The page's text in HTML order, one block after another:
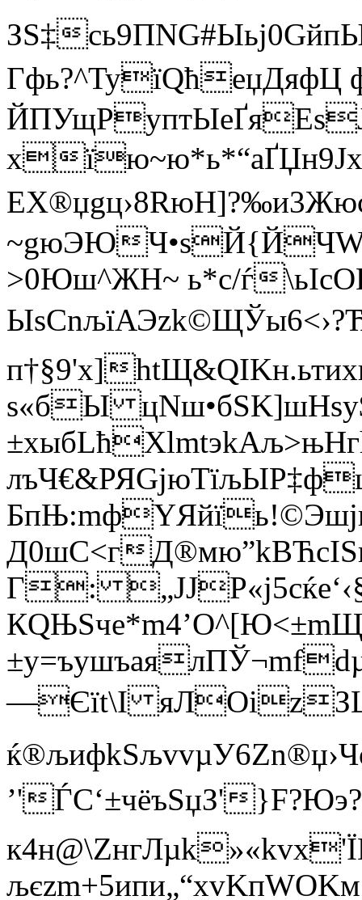
ЗS‡
Гфь?^TyїQћеџДяфЦ
х
ЕХ®џgц›8RюH]?‰и3Ж
~gюЭЮЧ
>0Юш^ЖН~ ь*с/ѓ
п†§9'x]
ѕ«бЫ
Д0шС<г
Г:
—Єїt\I
’'ЃС‘±чёъSџЗ'